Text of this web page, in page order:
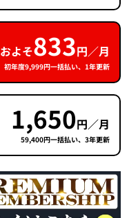
およそ833円／月
初年度9,999円一括払い、1年更新
1,650円／月
59,400円一括払い、3年更新